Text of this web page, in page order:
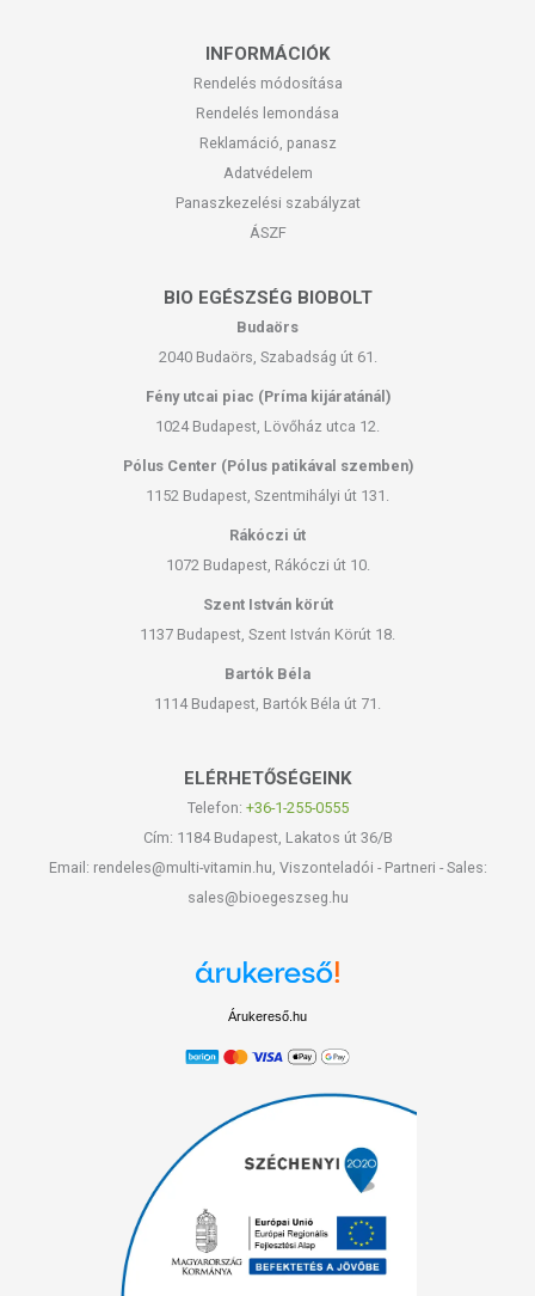
INFORMÁCIÓK
Rendelés módosítása
Rendelés lemondása
Reklamáció, panasz
Adatvédelem
Panaszkezelési szabályzat
ÁSZF
BIO EGÉSZSÉG BIOBOLT
Budaörs
2040 Budaörs, Szabadság út 61.
Fény utcai piac (Príma kijáratánál)
1024 Budapest, Lövőház utca 12.
Pólus Center (Pólus patikával szemben)
1152 Budapest, Szentmihályi út 131.
Rákóczi út
1072 Budapest, Rákóczi út 10.
Szent István körút
1137 Budapest, Szent István Körút 18.
Bartók Béla
1114 Budapest, Bartók Béla út 71.
ELÉRHETŐSÉGEINK
Telefon: +36-1-255-0555
Cím: 1184 Budapest, Lakatos út 36/B
Email: rendeles@multi-vitamin.hu, Viszonteladói - Partneri - Sales:
sales@bioegeszseg.hu
Árukereső.hu